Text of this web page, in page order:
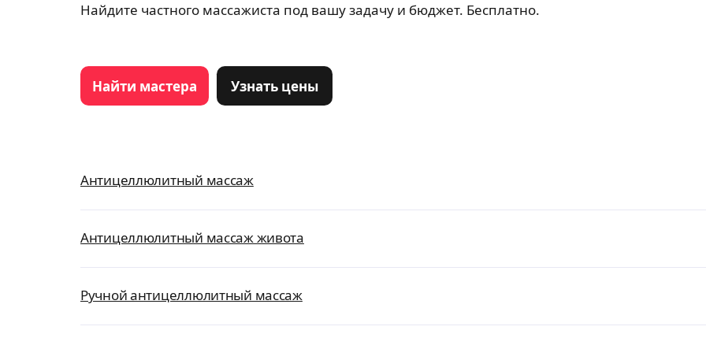
Найдите частного массажиста под вашу задачу и бюджет. Бесплатно.
Найти мастера Узнать цены
Антицеллюлитный массаж
Антицеллюлитный массаж живота
Ручной антицеллюлитный массаж